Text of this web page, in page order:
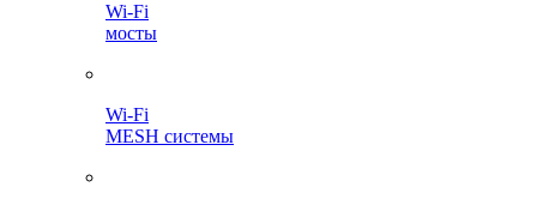
Wi-Fi
мосты
Wi-Fi
MESH системы